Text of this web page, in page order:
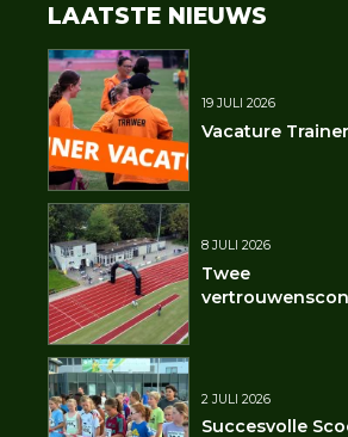
LAATSTE NIEUWS
19 JULI 2026
Vacature
8 JULI 2026
Twee
2 JULI 2026
Succesvolle